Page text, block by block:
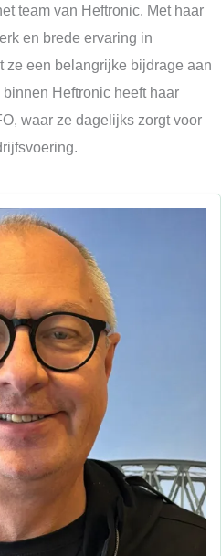
team van Heftronic. Met haar
en brede ervaring in
ze een belangrijke bijdrage aan
Heftronic heeft haar
waar ze dagelijks zorgt voor